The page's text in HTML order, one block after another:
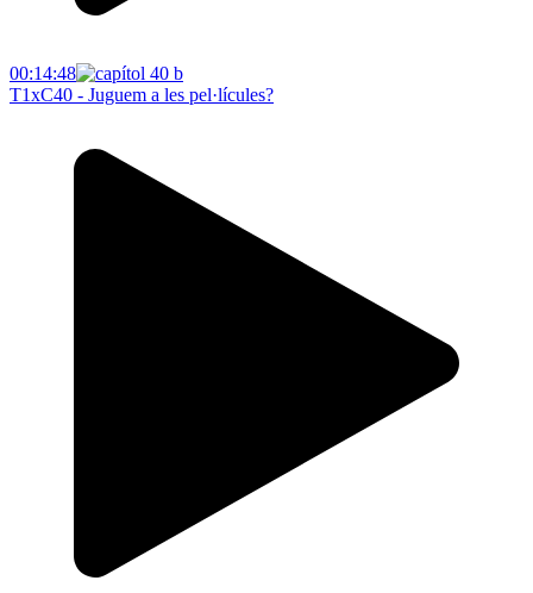
00:14:48
T1xC40 - Juguem a les pel·lícules?